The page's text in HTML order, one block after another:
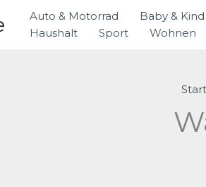
Auto & Motorrad Baby & Kind
Haushalt
Sport Wohnen
Start